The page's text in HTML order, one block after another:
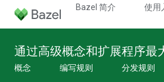
Bazel 简介 使用
通过高级概念和扩展程序最
概念 编写规则 分发规则
式
bazel_module
bazel_module_tags 标签